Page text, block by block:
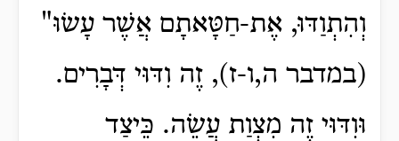
וְהִתְוַדּוּ, אֶת-חַטָּאתָם אֲשֶׁר עָשׂוּ"
(במדבר ה,ו-ז), זֶה וִדּוּי דְּבָרִים.
וּוִדּוּי זֶה מִצְוַת עֲשֵׂה. כֵּיצַד